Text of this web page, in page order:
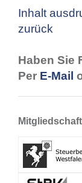
Inhalt
zurück
Haben Sie
Per E-Mail